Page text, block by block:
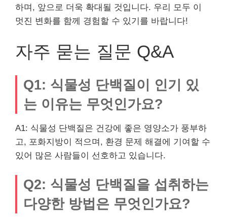
하며, 앞으로 더욱 확대될 것입니다. 우리 모두 이
멋진 변화를 함께 경험할 수 있기를 바랍니다!
자주 묻는 질문 Q&A
Q1: 식물성 단백질이 인기 있
는 이유는 무엇인가요?
A1: 식물성 단백질은 건강에 좋은 영양소가 풍부하
고, 포화지방이 적으며, 환경 문제 해결에 기여할 수
있어 많은 사람들이 선호하고 있습니다.
Q2: 식물성 단백질을 섭취하는
다양한 방법은 무엇인가요?